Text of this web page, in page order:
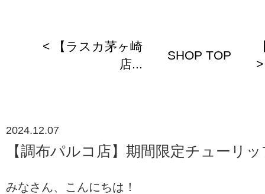
< 【ラスカ茅ヶ崎
店...
SHOP TOP
>
2024.12.07
【調布パルコ店】期間限定チューリ
みなさん、こんにちは！